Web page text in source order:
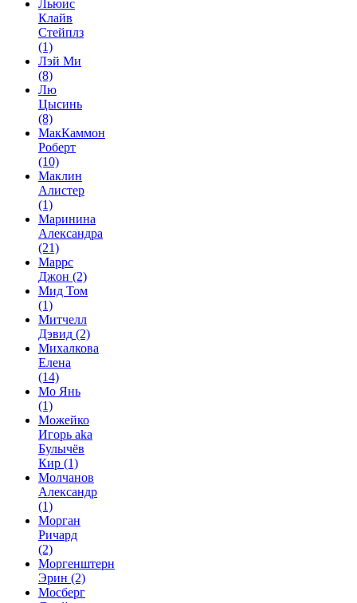
Льюис
Клайв
Стейплз
(1)
Лэй Ми
(8)
Лю
Цысинь
(8)
МакКаммон
Роберт
(10)
Маклин
Алистер
(1)
Маринина
Александра
(21)
Маррс
Джон (2)
Мид Том
(1)
Митчелл
Дэвид (2)
Михалкова
Елена
(14)
Мо Янь
(1)
Можейко
Игорь aka
Булычёв
Кир (1)
Молчанов
Александр
(1)
Морган
Ричард
(2)
Моргенштерн
Эрин (2)
Мосберг